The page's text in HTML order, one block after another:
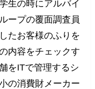
生の時にアルバイ
ープの覆面調査員
たお客様のふりを
内容をチェックす
をITで管理するシ
の消費財メーカー